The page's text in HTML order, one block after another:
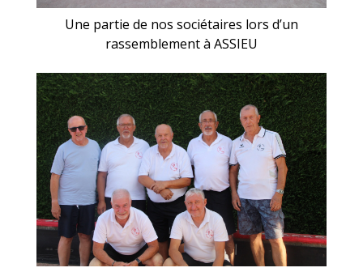
Une partie de nos sociétaires lors d’un
rassemblement à ASSIEU